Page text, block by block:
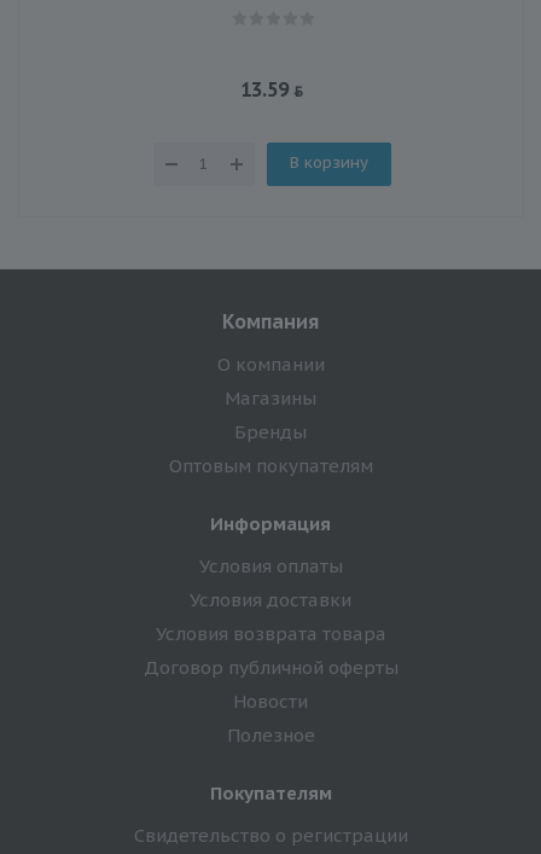
13.59
В корзину
Компания
О компании
Магазины
Бренды
Оптовым покупателям
Информация
Условия оплаты
Условия доставки
Условия возврата товара
Договор публичной оферты
Новости
Полезное
Покупателям
Свидетельство о регистрации